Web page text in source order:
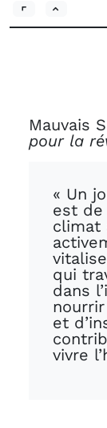
Mauvais
pour la
« Un
est de
climat
qui
dans
et
vivre